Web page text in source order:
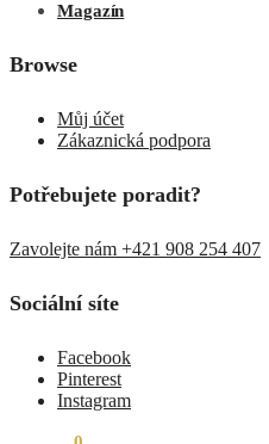
Magazín
Browse
Můj účet
Zákaznická podpora
Potřebujete poradit?
Zavolejte nám +421 908 254 407
Sociální síte
Facebook
Pinterest
Instagram